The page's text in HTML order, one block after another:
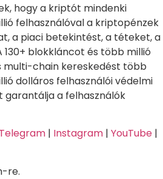
hogy a kriptót mindenki
felhasználóval a kriptopénzek
a piaci betekintést, a téteket, a
blokkláncot és több millió
chain kereskedést több
dolláros felhasználói védelmi
a felhasználók
Telegram | Instagram | YouTube |
re.